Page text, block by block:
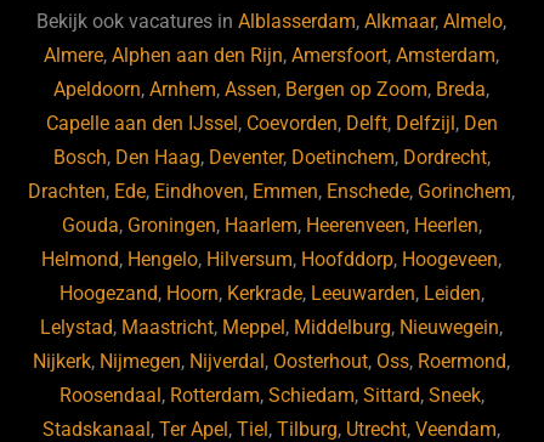
b
o
o
k
ky dI
n
Bekijk ook vacatures inAlblasserdam,Alkmaar,Almelo,
Almere,Alphen aan den Rijn,Amersfoort,Amsterdam,
Apeldoorn,Arnhem,Assen, Bergen op Zoom, Breda,
Capelle aan den IJssel , Coevorden, Delft, Delfzijl , Den
Bosch, Den Haag, Deventer, Doetinchem, Dordrecht,
Drachten, Ede, Eindhoven, Emmen, Enschede, Gorinchem,
Gouda, Groningen, Haarlem, Heerenveen, Heerlen,
Helmond, Hengelo, Hilversum, Hoofddorp, Hoogeveen,
Hoogezand, Hoorn, Kerkrade, Leeuwarden, Leiden,
Lelystad, Maastricht, Meppel , Middelburg, Nieuwegein,
Nijkerk, Nijmegen, Nijverdal , Oosterhout, Oss, Roermond,
Roosendaal , Rotterdam, Schiedam, Sittard, Sneek,
Stadskanaal ,Ter Apel ,Tiel ,Tilburg, Utrecht,Veendam,